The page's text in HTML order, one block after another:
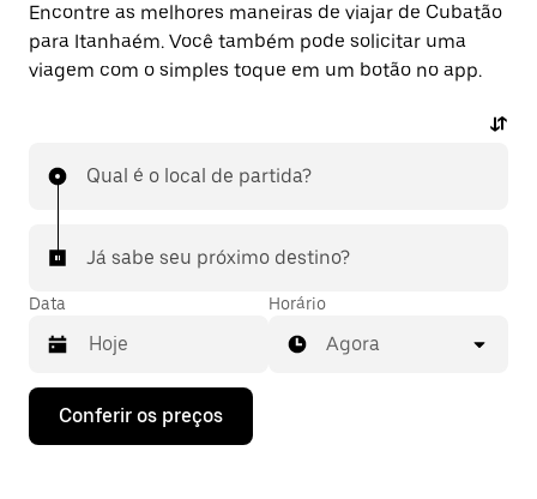
Encontre as melhores maneiras de viajar de Cubatão
para Itanhaém. Você também pode solicitar uma
viagem com o simples toque em um botão no app.
Qual é o local de partida?
Já sabe seu próximo destino?
Data
Pressione
seta
Horário
Agora
Conferir os preços